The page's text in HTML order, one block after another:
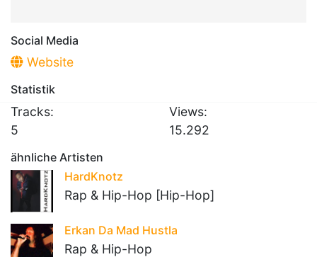
Social Media
Website
Statistik
Tracks:
5
Views:
15.292
ähnliche Artisten
HardKnotz
Rap & Hip-Hop [Hip-Hop]
Erkan Da Mad Hustla
Rap & Hip-Hop